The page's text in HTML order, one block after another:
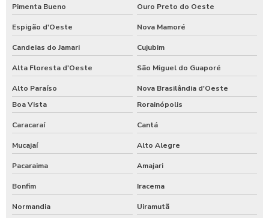
Pimenta Bueno Ouro Preto do Oeste
Espigão d'Oeste Nova Mamoré
Candeias do Jamari Cujubim
Alta Floresta d'Oeste São Miguel do Guaporé
Alto Paraíso
Nova Brasilândia d'Oeste
Boa Vista
Rorainópolis
Caracaraí Cantá
Mucajaí Alto Alegre
Pacaraima Amajari
Bonfim Iracema
Normandia Uiramutã